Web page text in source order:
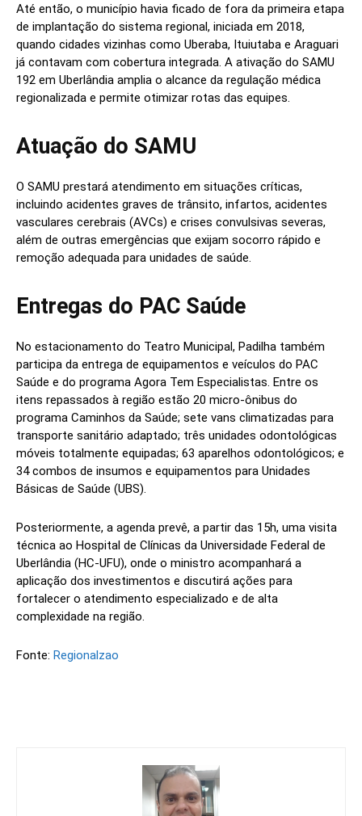
Até então, o município havia ficado de fora da primeira etapa
de implantação do sistema regional, iniciada em 2018,
quando cidades vizinhas como Uberaba, Ituiutaba e Araguari
já contavam com cobertura integrada. A ativação do SAMU
192 em Uberlândia amplia o alcance da regulação médica
regionalizada e permite otimizar rotas das equipes.
Atuação do SAMU
O SAMU prestará atendimento em situações críticas,
incluindo acidentes graves de trânsito, infartos, acidentes
vasculares cerebrais (AVCs) e crises convulsivas severas,
além de outras emergências que exijam socorro rápido e
remoção adequada para unidades de saúde.
Entregas do PAC Saúde
No estacionamento do Teatro Municipal, Padilha também
participa da entrega de equipamentos e veículos do PAC
Saúde e do programa Agora Tem Especialistas. Entre os
itens repassados à região estão 20 micro-ônibus do
programa Caminhos da Saúde; sete vans climatizadas para
transporte sanitário adaptado; três unidades odontológicas
móveis totalmente equipadas; 63 aparelhos odontológicos; e
34 combos de insumos e equipamentos para Unidades
Básicas de Saúde (UBS).
Posteriormente, a agenda prevê, a partir das 15h, uma visita
técnica ao Hospital de Clínicas da Universidade Federal de
Uberlândia (HC-UFU), onde o ministro acompanhará a
aplicação dos investimentos e discutirá ações para
fortalecer o atendimento especializado e de alta
complexidade na região.
Fonte: Regionalzao